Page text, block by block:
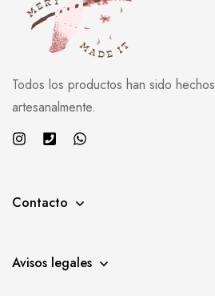
Todos los productos han sido hechos
artesanalmente.
Contacto
Avisos legales